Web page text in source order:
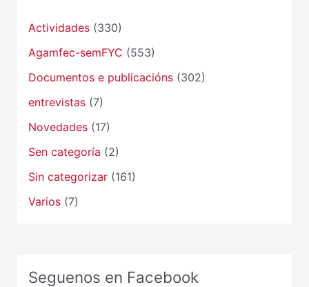
Actividades(330)
Agamfec-semFYC (553)
Documentos e publicacións(302)
entrevistas(7)
Novedades(17)
Sen categoría (2)
Sin categorizar(161)
Varios(7)
Seguenos en Facebook